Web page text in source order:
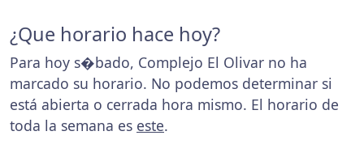
¿Que horario hace hoy?
Para hoy s�bado, Complejo El Olivar no ha
marcado su horario. No podemos determinar si
está abierta o cerrada hora mismo. El horario de
toda la semana es este.